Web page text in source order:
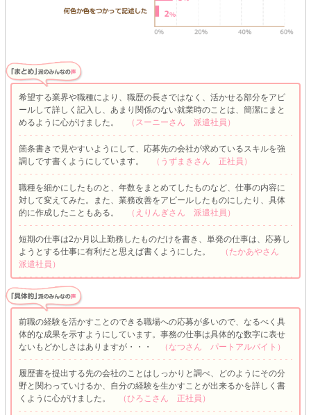
希望する業界や職種により、職歴の長さではなく、活かせる部分をアピ
ールして詳しく記入し、あまり関係のない就業時のことは、簡潔にまと
めるように心がけました。
（スーニーさん 派遣社員）
箇条書きで見やすいようにして、応募先の会社が求めているスキルを強
調しです書くようにしています。
（うずまきさん 正社員）
職種を細かにしたものと、年数をまとめてしたものなど、仕事の内容に
対して変えてみた。また、業務改善をアピールしたものにしたり、具体
的に作成したこともある。
（えりんぎさん 派遣社員）
短期の仕事は2か月以上勤務したものだけを書き、単発の仕事は、応募し
ようとする仕事に有利だと思えば書くようにした。
（たかあやさん
派遣社員）
前職の経験を活かすことのできる職場への応募が多いので、なるべく具
体的な成果を示すようにしています。事務の仕事は具体的な数字に表せ
ないもどかしさはありますが・・・
（なつさん パートアルバイト）
履歴書を提出する先の会社のことはしっかりと調べ、どのようにその分
野と関わっていけるか、自分の経験を生かすことが出来るかを詳しく書
くように心がけました。
（ひろこさん 正社員）